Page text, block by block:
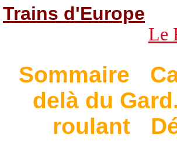
Trains d'Europe
Le
Sommaire
delà du
roulant